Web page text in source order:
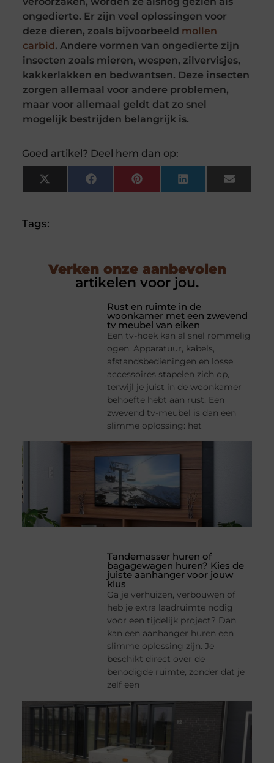
ongedierte. Er zijn veel oplossingen voor
deze dieren, zoals bijvoorbeeld mollen
carbid. Andere vormen van ongedierte zijn
insecten zoals mieren, wespen, zilvervisjes,
kakkerlakken en bedwantsen. Deze insecten
zorgen allemaal voor andere problemen,
maar voor allemaal geldt dat zo snel
mogelijk bestrijden belangrijk is.
Goed artikel? Deel hem dan op:
X
(Twitter)
FacebookPinterestLinkedInEmail
Tags:
Verken onze aanbevolen
artikelen voor jou.
Rust en ruimte in de
woonkamer met een zwevend
tv meubel van eiken
Een tv-hoek kan al snel rommelig
ogen. Apparatuur, kabels,
afstandsbedieningen en losse
accessoires stapelen zich op,
terwijl je juist in de woonkamer
behoefte hebt aan rust. Een
zwevend tv-meubel is dan een
slimme oplossing: het
Tandemasser huren of
bagagewagen huren? Kies de
juiste aanhanger voor jouw
klus
Ga je verhuizen, verbouwen of
heb je extra laadruimte nodig
voor een tijdelijk project? Dan
kan een aanhanger huren een
slimme oplossing zijn. Je
beschikt direct over de
benodigde ruimte, zonder dat je
zelf een